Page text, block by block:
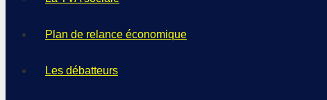
Plan de relance économique
Les débatteurs